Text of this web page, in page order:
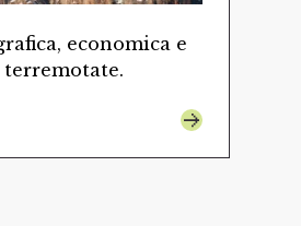
economica e